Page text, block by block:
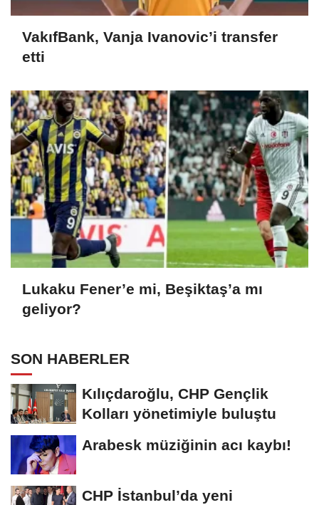
VakıfBank, Vanja Ivanovic’i transfer
etti
Lukaku Fener’e mi, Beşiktaş’a mı
geliyor?
SON HABERLER
Kılıçdaroğlu, CHP Gençlik
Kolları yönetimiyle buluştu
Arabesk müziğinin acı kaybı!
CHP İstanbul’da yeni